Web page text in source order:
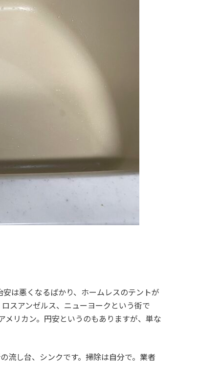
は悪くなるばかり、ホームレスのテントが
スアンゼルス、ニューヨークという街で
リカン。円安というのもありますが、単な
流し台、シンクです。掃除は自分で。業者